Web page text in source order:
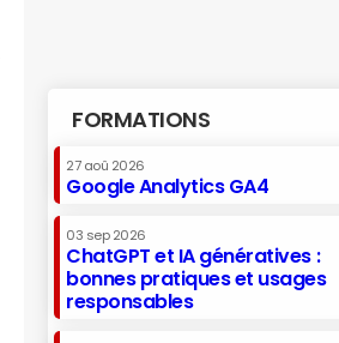
FORMATIONS
27 aoû 2026
Google Analytics GA4
03 sep 2026
ChatGPT et IA génératives :
bonnes pratiques et usages
responsables